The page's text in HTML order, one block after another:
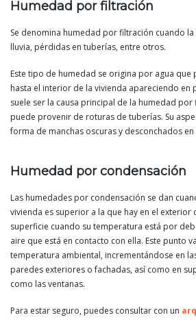
Humedad por filtración
Se denomina humedad por filtración cuando la
lluvia, pérdidas en tuberías, entre otros.
Este tipo de humedad se origina por agua
hasta el interior de la vivienda apareciendo en
suele ser la causa principal de la humedad
puede provenir de roturas de tuberías. Su
forma de manchas oscuras y desconchados
Humedad por condensación
Las humedades por condensación se dan
vivienda es superior a la que hay en el exterior
superficie cuando su temperatura está por
aire que está en contacto con ella. Este punto
temperatura ambiental, incrementándose en
paredes exteriores o fachadas, así como en
como las ventanas.
Para estar seguro, puedes consultar con un